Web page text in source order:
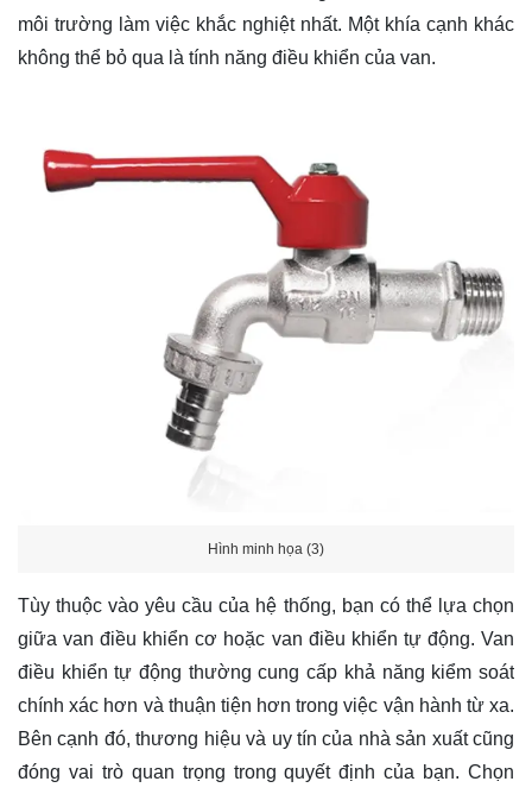
môi trường làm việc khắc nghiệt nhất. Một khía cạnh khác
không thể bỏ qua là tính năng điều khiển của van.
Hình minh họa (3)
Tùy thuộc vào yêu cầu của hệ thống, bạn có thể lựa chọn
giữa van điều khiển cơ hoặc van điều khiển tự động. Van
điều khiển tự động thường cung cấp khả năng kiểm soát
chính xác hơn và thuận tiện hơn trong việc vận hành từ xa.
Bên cạnh đó, thương hiệu và uy tín của nhà sản xuất cũng
đóng vai trò quan trọng trong quyết định của bạn. Chọn